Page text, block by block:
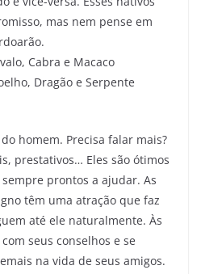
mas nem pense em
Cabra e Macaco
Dragão e Serpente
homem. Precisa falar mais?
prestativos… Eles são ótimos
prontos a ajudar. As
têm uma atração que faz
até ele naturalmente. Às
seus conselhos e se
na vida de seus amigos.